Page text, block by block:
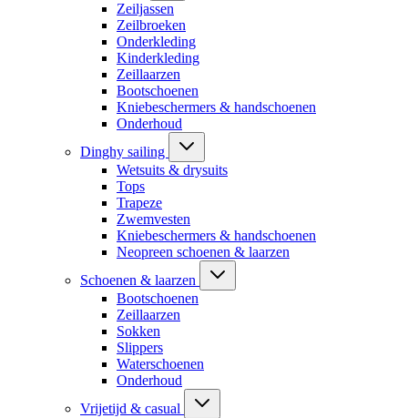
Zeiljassen
Zeilbroeken
Onderkleding
Kinderkleding
Zeillaarzen
Bootschoenen
Kniebeschermers & handschoenen
Onderhoud
Dinghy sailing
Wetsuits & drysuits
Tops
Trapeze
Zwemvesten
Kniebeschermers & handschoenen
Neopreen schoenen & laarzen
Schoenen & laarzen
Bootschoenen
Zeillaarzen
Sokken
Slippers
Waterschoenen
Onderhoud
Vrijetijd & casual